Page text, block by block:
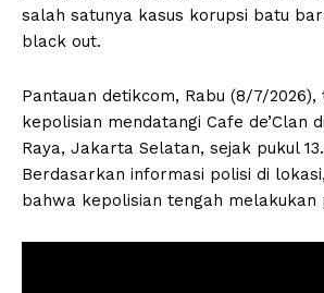
salah satunya kasus korupsi batu
black out.
Pantauan detikcom, Rabu (8/7/
kepolisian mendatangi Cafe de’Clan
Raya, Jakarta Selatan, sejak pukul
Berdasarkan informasi polisi di
bahwa kepolisian tengah melakukan